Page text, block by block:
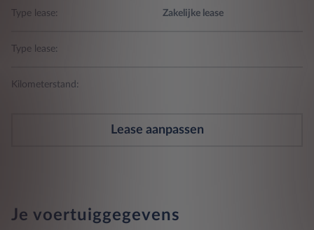
Type lease: Zakelijke lease
Type lease:
Kilometerstand:
Lease aanpassen
Je voertuiggegevens